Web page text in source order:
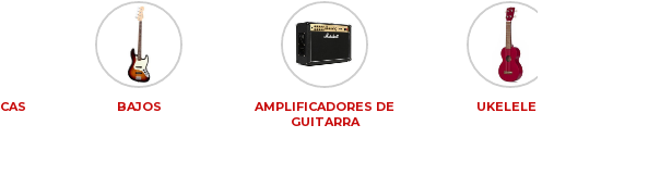
BAJOS
AMPLIFICADORES DE
GUITARRA
UKELELES